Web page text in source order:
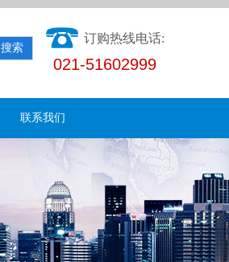
021-51602999
订购热线电话:
搜索
联系我们